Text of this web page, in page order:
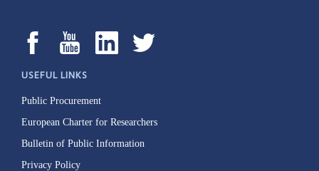
USEFUL LINKS
Public Procurement
European Charter for Researchers
Bulletin of Public Information
Privacy Policy